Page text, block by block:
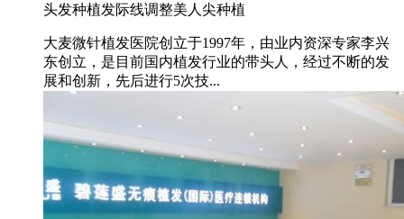
头发种植发际线调整美人尖种植
大麦微针植发医院创立于1997年，由业内资深专家李兴
东创立，是目前国内植发行业的带头人，经过不断的发
展和创新，先后进行5次技...